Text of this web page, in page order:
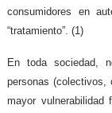
consumidores en
“tratamiento”. (1)
En toda sociedad,
personas (colectivos,
mayor